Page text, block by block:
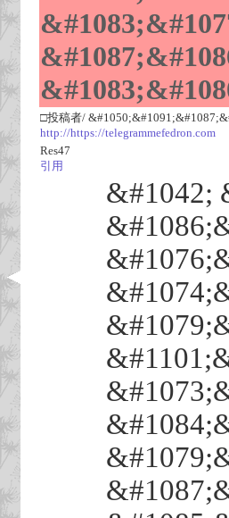
□投稿者/
http://https://telegrammefedron.com
Res47
引用
&#1042;